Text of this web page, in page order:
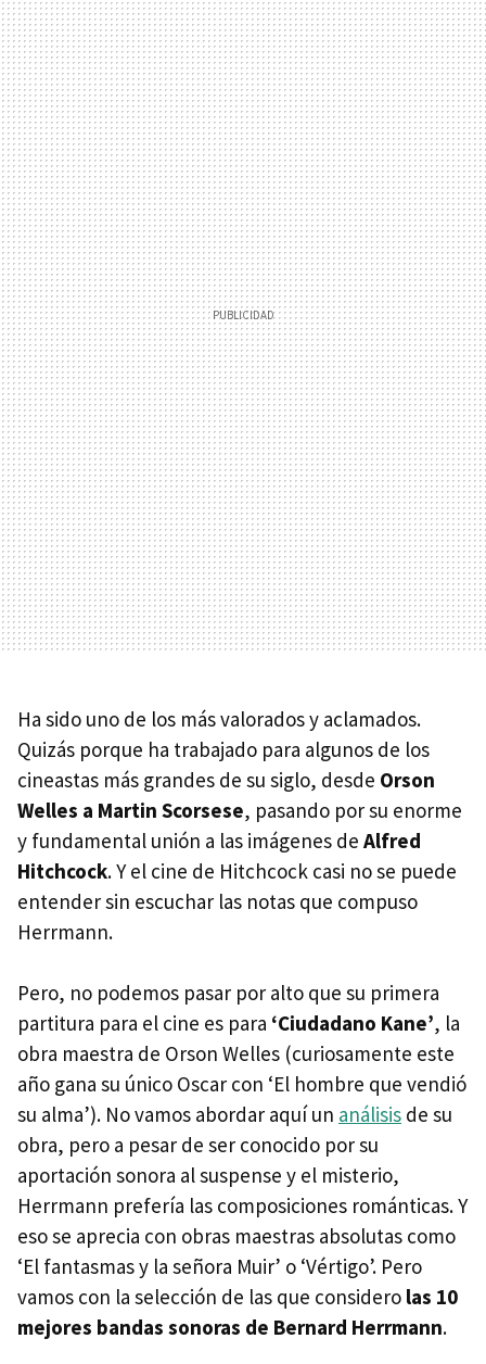
Ha sido uno de los más valorados y aclamados.
Quizás porque ha trabajado para algunos de los
cineastas más grandes de su siglo, desde Orson
Welles a Martin Scorsese, pasando por su enorme
y fundamental unión a las imágenes de Alfred
Hitchcock. Y el cine de Hitchcock casi no se puede
entender sin escuchar las notas que compuso
Herrmann.
Pero, no podemos pasar por alto que su primera
partitura para el cine es para ‘Ciudadano Kane’, la
obra maestra de Orson Welles (curiosamente este
año gana su único Oscar con ‘El hombre que vendió
su alma’). No vamos abordar aquí un análisis de su
obra, pero a pesar de ser conocido por su
aportación sonora al suspense y el misterio,
Herrmann prefería las composiciones románticas. Y
eso se aprecia con obras maestras absolutas como
‘El fantasmas y la señora Muir’ o ‘Vértigo’. Pero
vamos con la selección de las que considero las 10
mejores bandas sonoras de Bernard Herrmann.